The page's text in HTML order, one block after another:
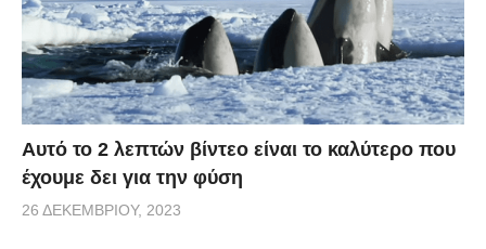
Αυτό το 2 λεπτών βίντεο είναι το καλύτερο που
έχουμε δει για την φύση
26 ΔΕΚΕΜΒΡΊΟΥ, 2023